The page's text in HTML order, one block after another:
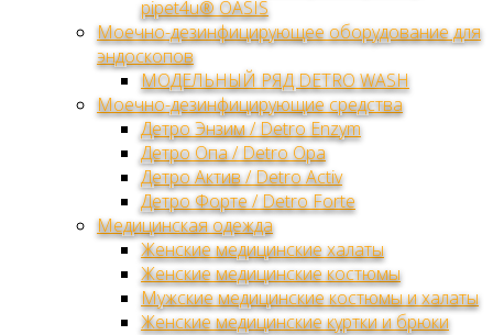
pipet4u® OASIS
Моечно-дезинфицирующее оборудование для
эндоскопов
МОДЕЛЬНЫЙ РЯД DETRO WASH
Моечно-дезинфицирующие средства
Детро Энзим / Detro Enzym
Детро Опа / Detro Opa
Детро Актив / Detro Activ
Детро Форте / Detro Forte
Медицинская одежда
Женские медицинские халаты
Женские медицинские костюмы
Мужские медицинские костюмы и халаты
Женские медицинские куртки и брюки